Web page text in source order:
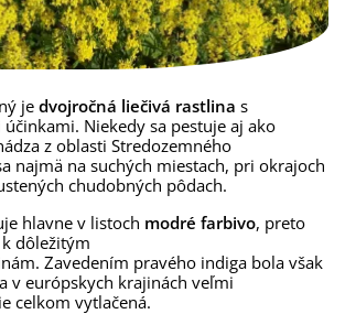
je dvojročná liečivá rastlina s
účinkami. Niekedy sa pestuje aj ako
z oblasti Stredozemného
najmä na suchých miestach, pri okrajoch
chudobných pôdach.
hlavne v listoch modré farbivo, preto
k dôležitým
Zavedením pravého indiga bola však
v európskych krajinách veľmi
celkom vytlačená.